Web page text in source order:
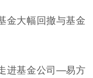
金大幅回撤与基金
进基金公司—易方